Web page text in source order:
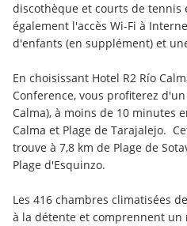
discothèque et courts de tennis
également l'accès Wi-Fi à
d'enfants (en supplément) et
En choisissant Hotel R2 Río
Conference, vous profiterez
Calma), à moins de 10 minutes
Calma et Plage de Tarajalejo.
trouve à 7,8 km de Plage de
Plage d'Esquinzo.
Les 416 chambres climatisées
à la détente et comprennent